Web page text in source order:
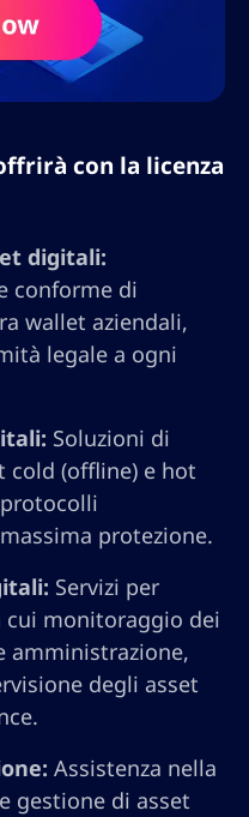
con la licenza
digitali:
conforme di
wallet aziendali,
legale a ogni
Soluzioni di
cold (offline) e hot
protezione.
Servizi per
cui monitoraggio dei
amministrazione,
degli asset
Assistenza nella
gestione di asset